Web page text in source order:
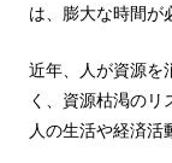
は、膨大な時間が
近年、人が資源を
く、資源枯渇のリ
人の生活や経済活